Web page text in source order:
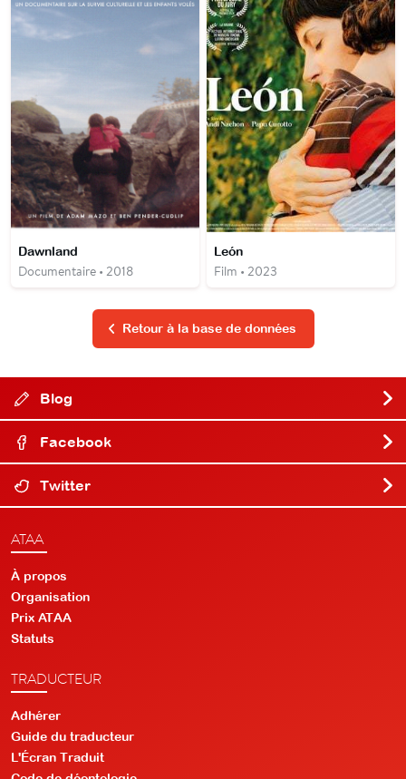
Dawnland
Documentaire • 2018
León
Film • 2023
Retour à la base de données
Blog
Facebook
Twitter
ATAA
À propos
Organisation
Prix ATAA
Statuts
TRADUCTEUR
Adhérer
Guide du traducteur
L'Écran Traduit